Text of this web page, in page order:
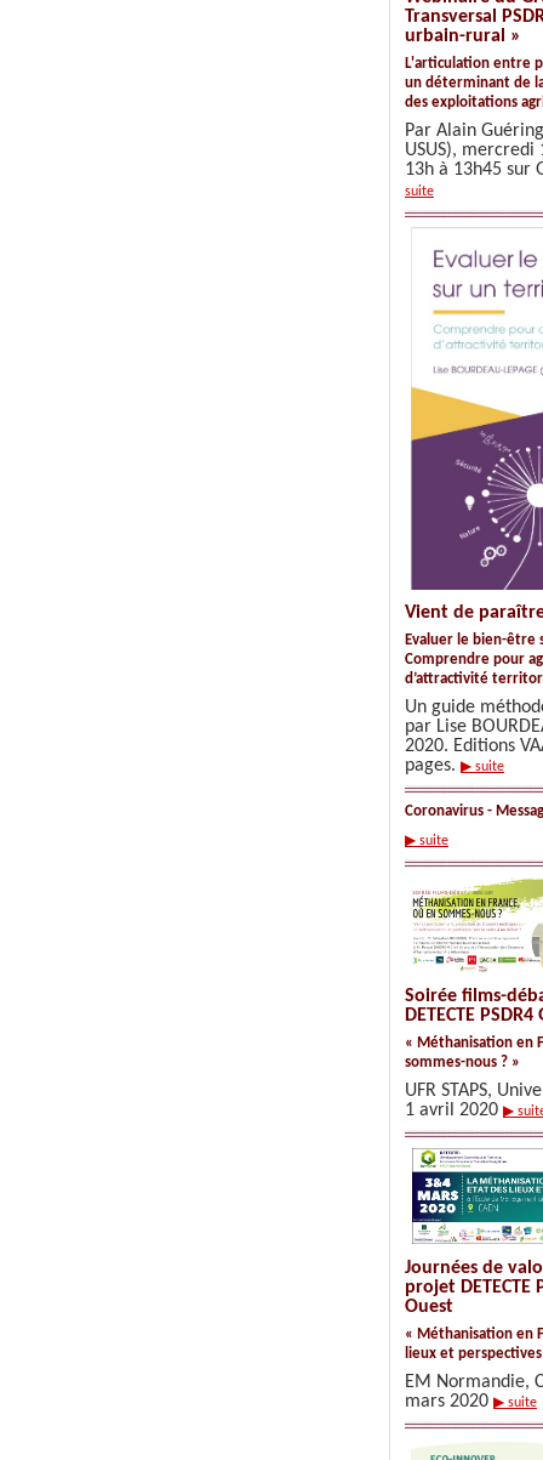
Transversal
urbain-rural »
L'articulation entre
un déterminant de
des exploitations
Par Alain
USUS), mercredi
13h à 13h45 sur
suite
Vient de
Evaluer le bien-
Comprendre pour
d’attractivité
Un guide
par Lise
2020. Editions
pages. ▶ suite
Coronavirus -
▶ suite
Soirée films-
DETECTE
« Méthanisation en
sommes-nous ? »
UFR STAPS,
1 avril 2020 ▶
Journées de
projet DETECTE
Ouest
« Méthanisation en
lieux et
EM Normandie,
mars 2020 ▶ suite